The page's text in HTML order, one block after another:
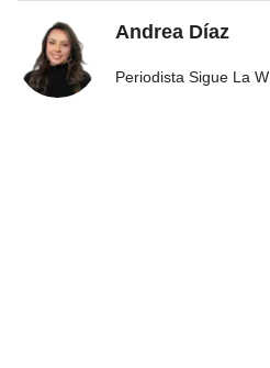
Andrea Díaz
Periodista Sigue La W